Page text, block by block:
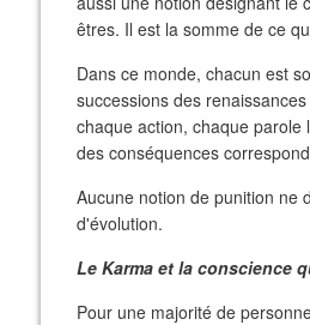
êtres. Il est la somme de ce
Dans ce monde, chacun est
successions des
chaque action, chaque
des conséquences
Aucune notion de punition ne
d'évolution.
Le Karma et la conscience
Pour une majorité de